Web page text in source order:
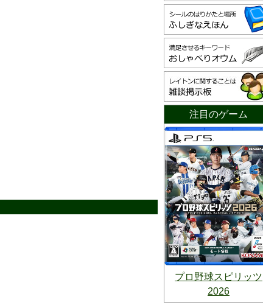
注目のゲーム
プロ野球スピリッツ
2026